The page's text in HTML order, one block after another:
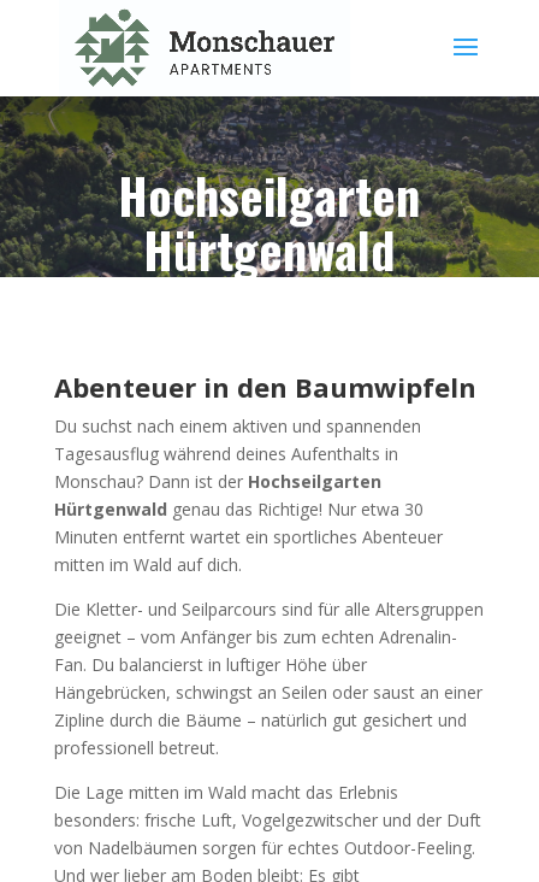
Hochseilgarten
Hürtgenwald
Abenteuer in den Baumwipfeln
Du suchst nach einem aktiven und spannenden
Tagesausflug während deines Aufenthalts in
Monschau? Dann ist der Hochseilgarten
Hürtgenwald genau das Richtige! Nur etwa 30
Minuten entfernt wartet ein sportliches Abenteuer
mitten im Wald auf dich.
Die Kletter- und Seilparcours sind für alle Altersgruppen
geeignet – vom Anfänger bis zum echten Adrenalin-
Fan. Du balancierst in luftiger Höhe über
Hängebrücken, schwingst an Seilen oder saust an einer
Zipline durch die Bäume – natürlich gut gesichert und
professionell betreut.
Die Lage mitten im Wald macht das Erlebnis
besonders: frische Luft, Vogelgezwitscher und der Duft
von Nadelbäumen sorgen für echtes Outdoor-Feeling.
Und wer lieber am Boden bleibt: Es gibt